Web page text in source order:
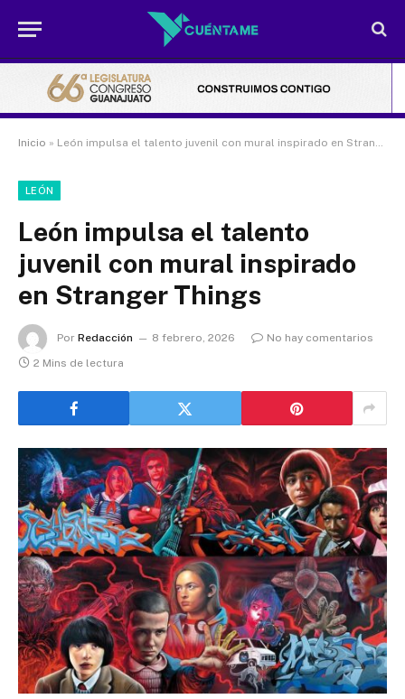
Inicio » León impulsa el talento juvenil con mural inspirado en Stranger Things
LEÓN
León impulsa el talento
juvenil con mural inspirado
en Stranger Things
Por Redacción 8 febrero, 2026
No hay comentarios
2 Mins de lectura